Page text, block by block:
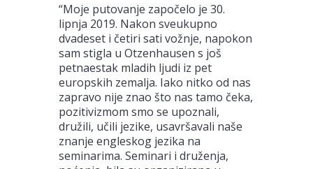
“Moje putovanje započelo je 30.
lipnja 2019. Nakon sveukupno
dvadeset i četiri sati vožnje, napokon
sam stigla u Otzenhausen s još
petnaestak mladih ljudi iz pet
europskih zemalja. Iako nitko od nas
zapravo nije znao što nas tamo čeka,
pozitivizmom smo se upoznali,
družili, učili jezike, usavršavali naše
znanje engleskog jezika na
seminarima. Seminari i druženja,